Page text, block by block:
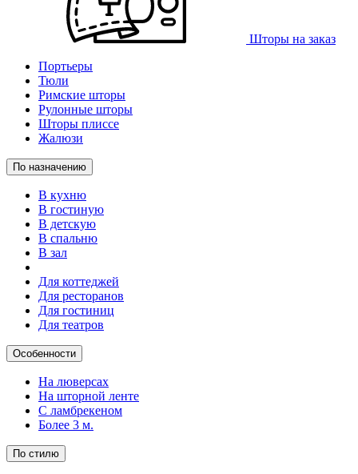
Шторы на заказ
Портьеры
Тюли
Римские шторы
Рулонные шторы
Шторы плиссе
Жалюзи
По назначению
В кухню
В гостиную
В детскую
В спальню
В зал
Для коттеджей
Для ресторанов
Для гостиниц
Для театров
Особенности
На люверсах
На шторной ленте
С ламбрекеном
Более 3 м.
По стилю